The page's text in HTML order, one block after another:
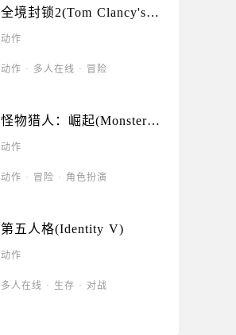
全境封锁2(Tom Clancy's
The Division 2)
动作
动作 · 多人在线 · 冒险
怪物猎人：崛起(Monster
Hunter Rise)
动作
动作 · 冒险 · 角色扮演
第五人格(Identity V)
动作
多人在线 · 生存 · 对战